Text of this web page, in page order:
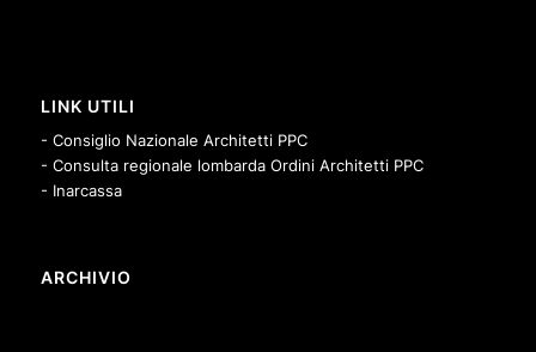
LINK UTILI
- Consiglio Nazionale Architetti PPC
- Consulta regionale lombarda Ordini Architetti PPC
- Inarcassa
ARCHIVIO